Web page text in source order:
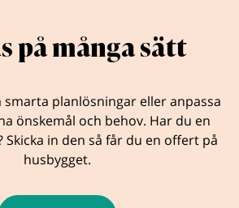
på många sätt
smarta planlösningar eller anpassa
önskemål och behov. Har du en
Skicka in den så får du en offert på
husbygget.